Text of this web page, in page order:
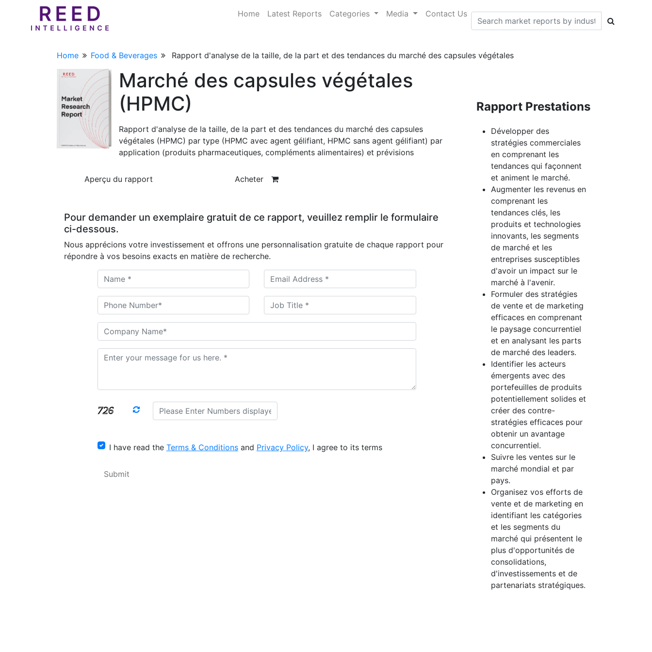
Home Latest Reports Categories Media Contact Us
Home Food & Beverages Rapport d'analyse de la taille, de la part et des tendances du marché des capsules végétales
Marché des capsules végétales
(HPMC)
Rapport d'analyse de la taille, de la part et des tendances du marché des capsules
végétales (HPMC) par type (HPMC avec agent gélifiant, HPMC sans agent gélifiant) par
application (produits pharmaceutiques, compléments alimentaires) et prévisions
Aperçu du rapport Acheter
Pour demander un exemplaire gratuit de ce rapport, veuillez remplir le formulaire
ci-dessous.
Nous apprécions votre investissement et offrons une personnalisation gratuite de chaque rapport pour
répondre à vos besoins exacts en matière de recherche.
I have read the Terms & Conditionsand Privacy Policy, I agree to its terms
Rapport Prestations
Développer des
stratégies commerciales
en comprenant les
tendances qui façonnent
et animent le marché.
Augmenter les revenus en
comprenant les
tendances clés, les
produits et technologies
innovants, les segments
de marché et les
entreprises susceptibles
d'avoir un impact sur le
marché à l'avenir.
Formuler des stratégies
de vente et de marketing
efficaces en comprenant
le paysage concurrentiel
et en analysant les parts
de marché des leaders.
Identifier les acteurs
émergents avec des
portefeuilles de produits
potentiellement solides et
créer des contre-
stratégies efficaces pour
obtenir un avantage
concurrentiel.
Suivre les ventes sur le
marché mondial et par
pays.
Organisez vos efforts de
vente et de marketing en
identifiant les catégories
et les segments du
marché qui présentent le
plus d'opportunités de
consolidations,
d'investissements et de
partenariats stratégiques.